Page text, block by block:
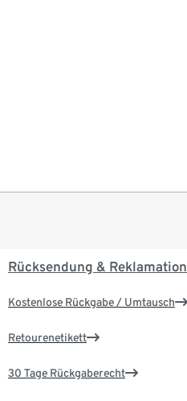
Rücksendung & Reklamation
Kostenlose Rückgabe / Umtausch
Retourenetikett
30 Tage Rückgaberecht